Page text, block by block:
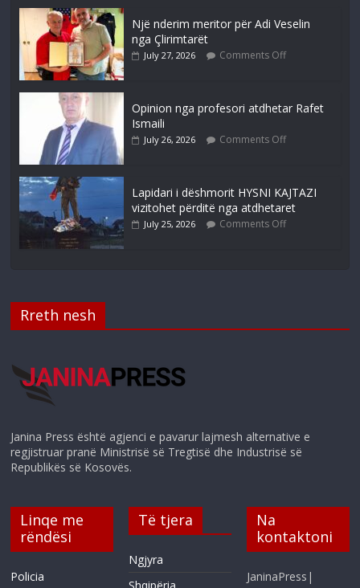
Një nderim meritor për Adi Veselin
nga Çlirimtarët
July 27, 2026 Comments Off
Opinion nga profesori atdhetar Rafet
Ismaili
July 26, 2026 Comments Off
Lapidari i dëshmorit HYSNI KAJTAZI
vizitohet përditë nga atdhetaret
July 25, 2026 Comments Off
Rreth nesh
Janina Press është agjenci e pavarur lajmesh alternative e
regjistruar pranë Ministrisë së Tregtisë dhe Industrisë së
Republikës së Kosovës.
Linqe me
rëndësi
Policia
Të tjera
Ngjyra
Na
kontaktoni
JaninaPress|